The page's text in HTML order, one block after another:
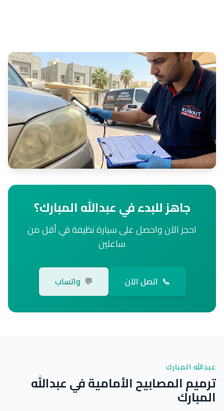
جاهز للبدء في عبدالله المبارك؟
احجز الآن واحصل على سيارة نظيفة في أقل من
ساعتين
📞 اتصل الآن 💬 واتساب
عبدالله المبارك
ترميم المصابيح الأمامية في عبدالله
المبارك